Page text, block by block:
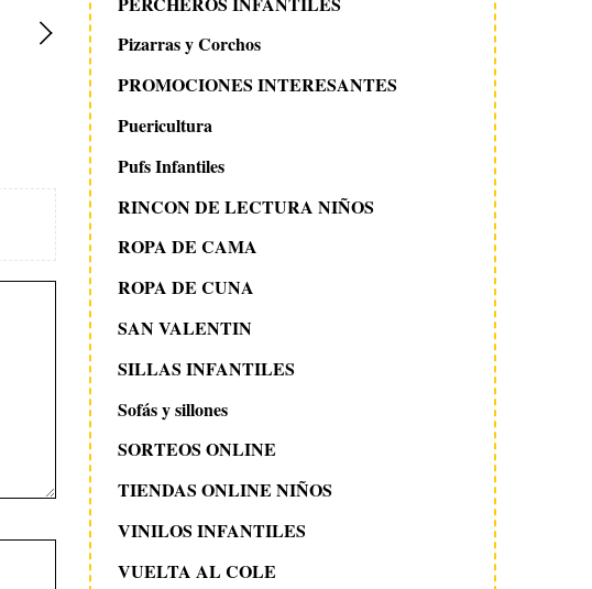
Pizarras y Corchos
PROMOCIONES INTERESANTES
Puericultura
Pufs Infantiles
RINCON DE LECTURA NIÑOS
ROPA DE CAMA
ROPA DE CUNA
SAN VALENTIN
SILLAS INFANTILES
Sofás y sillones
SORTEOS ONLINE
TIENDAS ONLINE NIÑOS
VINILOS INFANTILES
VUELTA AL COLE